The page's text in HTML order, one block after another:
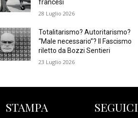
francesi
28 Luglio 2026
Totalitarismo? Autoritarismo?
“Male necessario”? Il Fascismo
riletto da Bozzi Sentieri
23 Luglio 2026
STAMPA SEGUICI